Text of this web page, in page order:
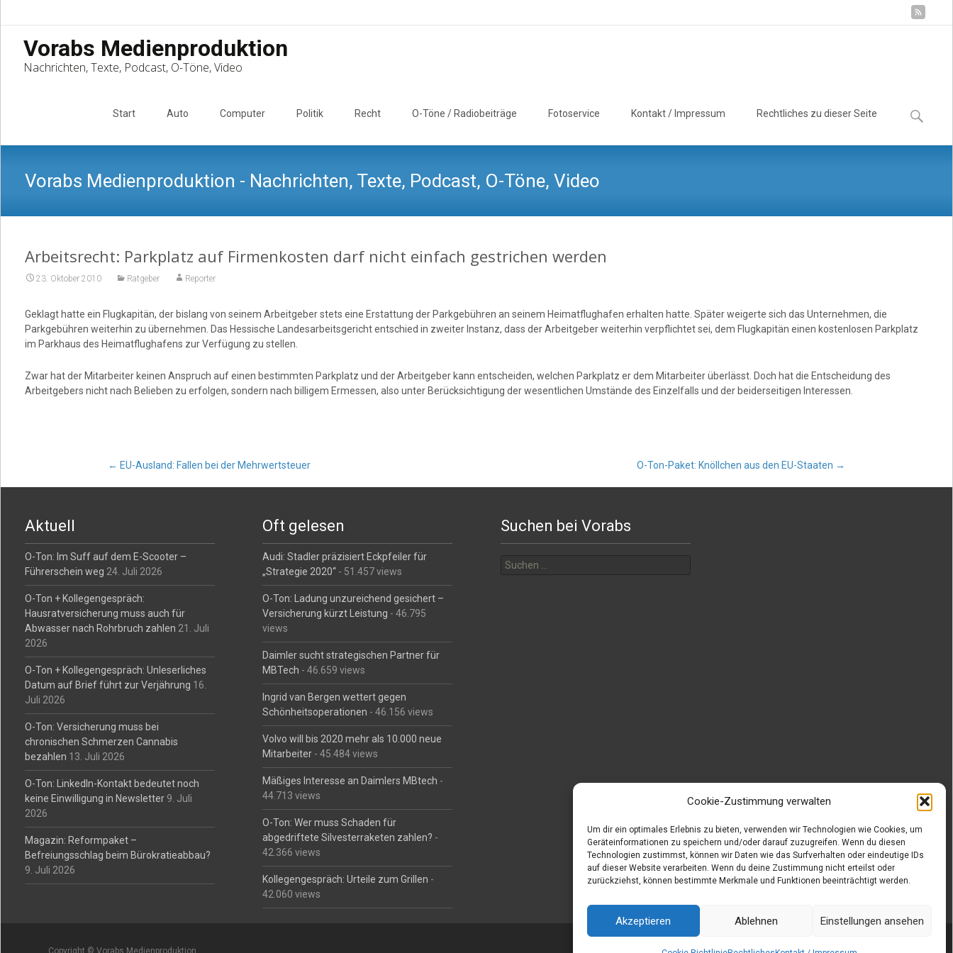
Cookie-Zustimmung verwalten
Um dir ein optimales Erlebnis zu bieten, verwenden wir Technologien wie Cookies, um
Geräteinformationen zu speichern und/oder darauf zuzugreifen. Wenn du diesen
Technologien zustimmst, können wir Daten wie das Surfverhalten oder eindeutige IDs
auf dieser Website verarbeiten. Wenn du deine Zustimmung nicht erteilst oder
zurückziehst, können bestimmte Merkmale und Funktionen beeinträchtigt werden.
Akzeptieren Ablehnen Einstellungen ansehen
Vorabs Medienproduktion
Nachrichten, Texte, Podcast, O-Töne, Video
Start Auto Computer Politik Recht O-Töne / Radiobeiträge Fotoservice Kontakt / Impressum Rechtliches zu dieser Seite
Suchen
nach:
Vorabs Medienproduktion - Nachrichten, Texte, Podcast, O-Töne, Video
Arbeitsrecht: Parkplatz auf Firmenkosten darf nicht einfach gestrichen werden
23. Oktober 2010 Ratgeber Reporter
Geklagt hatte ein Flugkapitän, der bislang von seinem Arbeitgeber stets eine Erstattung der Parkgebühren an seinem Heimatflughafen erhalten hatte. Später weigerte sich das Unternehmen, die
Parkgebühren weiterhin zu übernehmen. Das Hessische Landesarbeitsgericht entschied in zweiter Instanz, dass der Arbeitgeber weiterhin verpflichtet sei, dem Flugkapitän einen kostenlosen Parkplatz
im Parkhaus des Heimatflughafens zur Verfügung zu stellen.
Zwar hat der Mitarbeiter keinen Anspruch auf einen bestimmten Parkplatz und der Arbeitgeber kann entscheiden, welchen Parkplatz er dem Mitarbeiter überlässt. Doch hat die Entscheidung des
Arbeitgebers nicht nach Belieben zu erfolgen, sondern nach billigem Ermessen, also unter Berücksichtigung der wesentlichen Umstände des Einzelfalls und der beiderseitigen Interessen.
Post
navigation
← EU-Ausland: Fallen bei der Mehrwertsteuer O-Ton-Paket: Knöllchen aus den EU-Staaten →
Aktuell
O-Ton: Im Suff auf dem E-Scooter –
Führerschein weg 24. Juli 2026
O-Ton + Kollegengespräch:
Hausratversicherung muss auch für
Abwasser nach Rohrbruch zahlen 21. Juli
2026
O-Ton + Kollegengespräch: Unleserliches
Datum auf Brief führt zur Verjährung 16.
Juli 2026
O-Ton: Versicherung muss bei
chronischen Schmerzen Cannabis
bezahlen 13. Juli 2026
O-Ton: LinkedIn-Kontakt bedeutet noch
keine Einwilligung in Newsletter 9. Juli
2026
Magazin: Reformpaket –
Befreiungsschlag beim Bürokratieabbau?
9. Juli 2026
Oft gelesen
Audi: Stadler präzisiert Eckpfeiler für
„Strategie 2020“ - 51.457 views
O-Ton: Ladung unzureichend gesichert –
Versicherung kürzt Leistung - 46.795
views
Daimler sucht strategischen Partner für
MBTech - 46.659 views
Ingrid van Bergen wettert gegen
Schönheitsoperationen - 46.156 views
Volvo will bis 2020 mehr als 10.000 neue
Mitarbeiter - 45.484 views
Mäßiges Interesse an Daimlers MBtech -
44.713 views
O-Ton: Wer muss Schaden für
abgedriftete Silvesterraketen zahlen? -
42.366 views
Kollegengespräch: Urteile zum Grillen -
42.060 views
Suchen bei Vorabs
nach:
Copyright © Vorabs Medienproduktion Powered by WordPress, Designed and Developed bytemplatesnext